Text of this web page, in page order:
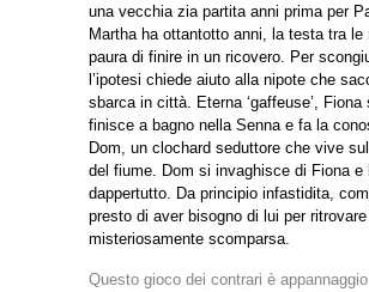
una vecchia zia partita anni prima per
Martha ha ottantotto anni, la testa tra le
paura di finire in un ricovero. Per
l’ipotesi chiede aiuto alla nipote che
sbarca in città. Eterna ‘gaffeuse’, Fiona
finisce a bagno nella Senna e fa la
Dom, un clochard seduttore che vive
del fiume. Dom si invaghisce di Fiona e
dappertutto. Da principio infastidita,
presto di aver bisogno di lui per
misteriosamente scomparsa.
Questo gioco dei contrari è